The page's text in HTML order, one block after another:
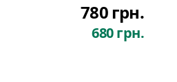
780 грн.
680 грн.